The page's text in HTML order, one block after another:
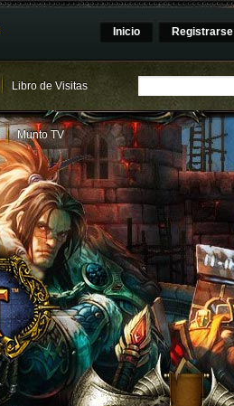
Inicio Registrarse
Libro de Visitas
Munto TV